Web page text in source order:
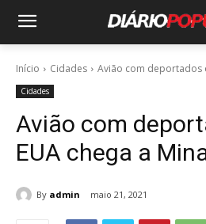
Início Cidades Avião com deportados
Cidades
Avião com
EUA chega a
By admin maio 21, 2021